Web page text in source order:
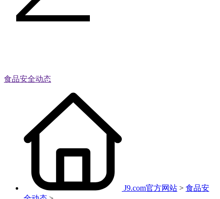
食品安全动态
J9.com官方网站 > 食品安